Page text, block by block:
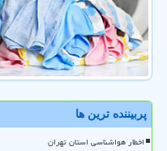
پربیننده ترین ها
اخطار هواشناسی استان تهران